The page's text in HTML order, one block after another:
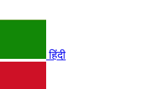
हिंदी